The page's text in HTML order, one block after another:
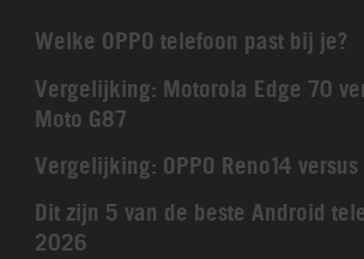
Welke OPPO telefoon past bij je?
Vergelijking: Motorola Edge 70
Moto G87
Vergelijking: OPPO Reno14 versus
Dit zijn 5 van de beste Android
2026